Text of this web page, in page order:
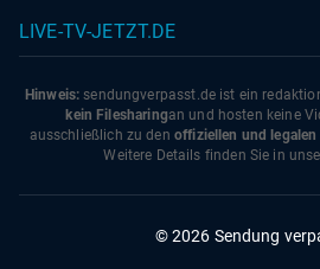
LIVE-TV-JETZT.DE
Hinweis: sendungverpasst.de ist ein
kein Filesharingan und hosten keine
ausschließlich zu den offiziellen und legalen
Weitere Details finden Sie in
© 2026 Sendung